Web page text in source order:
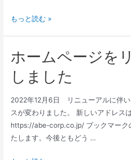
もっと読む »
ホームページを
しました
2022年12月6日 リニューアルに伴い
スが変わりました。 新しいアドレス
https://abe-corp.co.jp/ ブックマーク
たします。今後ともどう …